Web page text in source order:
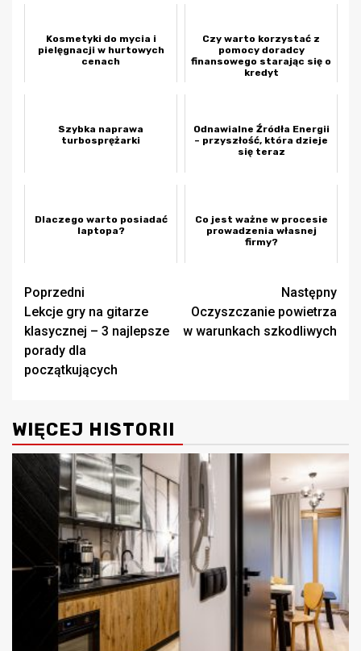
Kosmetyki do mycia i
pielęgnacji w hurtowych
cenach
Czy warto korzystać z
pomocy doradcy
finansowego starając się o
kredyt
Szybka naprawa
turbosprężarki
Odnawialne Źródła Energii
– przyszłość, która dzieje
się teraz
Dlaczego warto posiadać
laptopa?
Co jest ważne w procesie
prowadzenia własnej
firmy?
Zobacz
wpisy
Poprzedni
Lekcje gry na gitarze
klasycznej – 3 najlepsze
porady dla
początkujących
Następny
Oczyszczanie powietrza
w warunkach szkodliwych
WIĘCEJ HISTORII